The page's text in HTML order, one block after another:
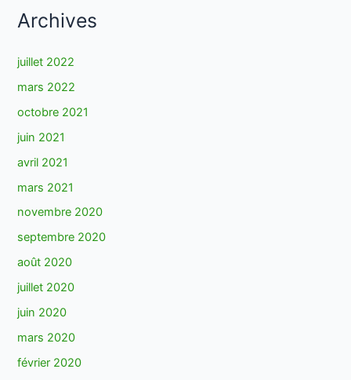
Archives
juillet 2022
mars 2022
octobre 2021
juin 2021
avril 2021
mars 2021
novembre 2020
septembre 2020
août 2020
juillet 2020
juin 2020
mars 2020
février 2020